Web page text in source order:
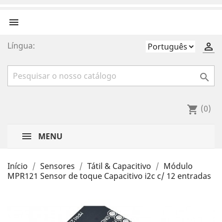


Língua:

shopping_cart (0)
MENU
Início Sensores Tátil & Capacitivo
Módulo
MPR121 Sensor de toque Capacitivo i2c c/ 12 entradas